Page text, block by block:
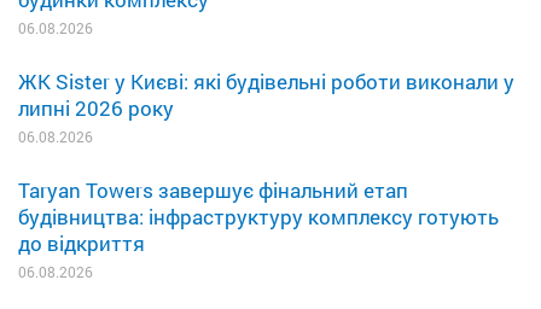
06.08.2026
ЖК Sister у Києві: які будівельні роботи виконали у
липні 2026 року
06.08.2026
Taryan Towers завершує фінальний етап
будівництва: інфраструктуру комплексу готують
до відкриття
06.08.2026